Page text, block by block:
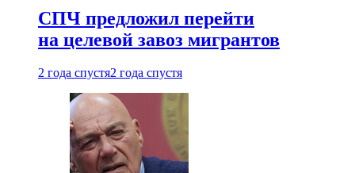
СПЧ предложил перейти
на целевой завоз мигрантов
2 года спустя2 года спустя